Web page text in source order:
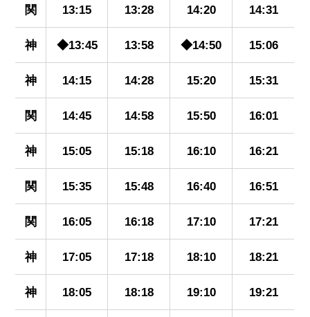
関 13:15 13:28 14:20 14:31
神 ◆13:45 13:58 ◆14:50 15:06
神 14:15 14:28 15:20 15:31
関 14:45 14:58 15:50 16:01
神 15:05 15:18 16:10 16:21
関 15:35 15:48 16:40 16:51
関 16:05 16:18 17:10 17:21
神 17:05 17:18 18:10 18:21
神 18:05 18:18 19:10 19:21